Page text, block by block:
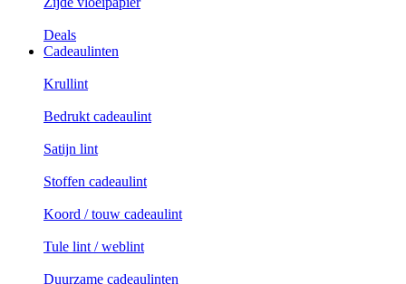
Deals
Cadeaulinten
Krullint
Bedrukt cadeaulint
Satijn lint
Stoffen cadeaulint
Koord / touw cadeaulint
Tule lint / weblint
Duurzame cadeaulinten